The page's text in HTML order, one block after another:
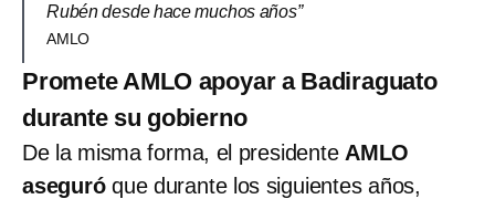
Rubén desde hace muchos años”
AMLO
Promete AMLO apoyar a Badiraguato
durante su gobierno
De la misma forma, el presidente AMLO
aseguróque durante los siguientes años,